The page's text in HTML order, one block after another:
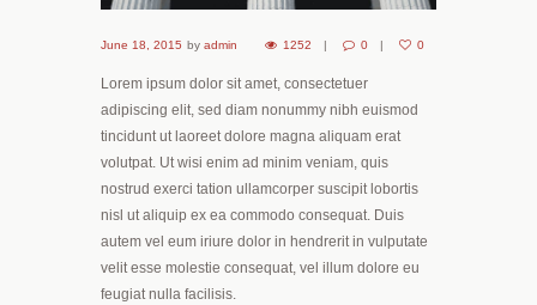
June 18, 2015 by admin 1252 0 0
Lorem ipsum dolor sit amet, consectetuer
adipiscing elit, sed diam nonummy nibh euismod
tincidunt ut laoreet dolore magna aliquam erat
volutpat. Ut wisi enim ad minim veniam, quis
nostrud exerci tation ullamcorper suscipit lobortis
nisl ut aliquip ex ea commodo consequat. Duis
autem vel eum iriure dolor in hendrerit in vulputate
velit esse molestie consequat, vel illum dolore eu
feugiat nulla facilisis.